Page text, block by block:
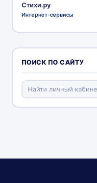
Стихи.ру
Интернет-сервисы
ПОИСК ПО САЙТУ